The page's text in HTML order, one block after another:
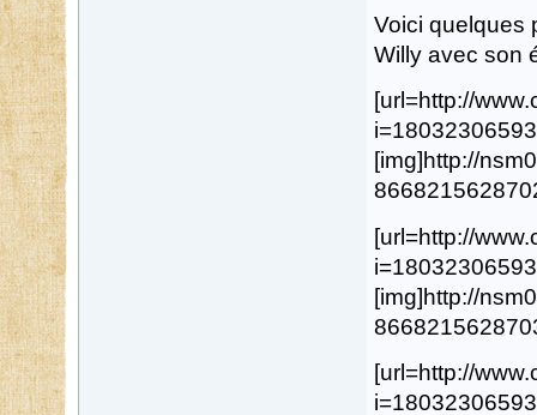
Voici quelques
Willy avec son
[url=http://
[img]http://
[url=http://
[img]http://
[url=http://